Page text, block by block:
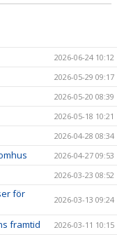
2026-06-24 10:12
2026-05-29 09:17
2026-05-20 08:39
2026-05-18 10:21
2026-04-28 08:34
2026-04-27 09:53
2026-03-23 08:52
för
2026-03-13 09:24
framtid 2026-03-11 10:15